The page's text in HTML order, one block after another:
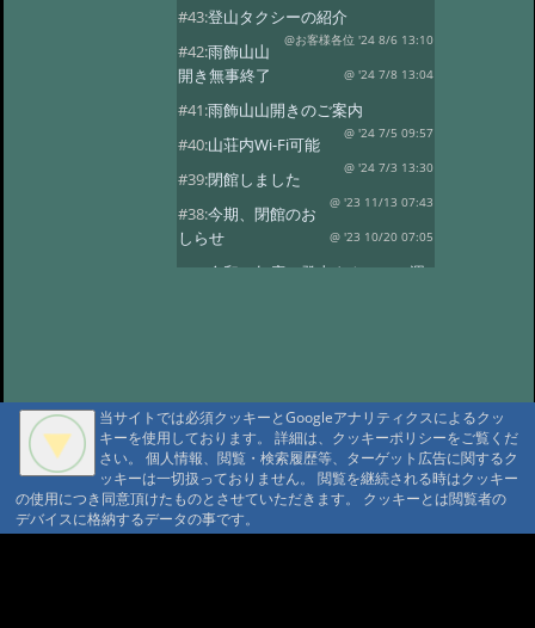
#43:登山タクシーの紹介
@お客様各位 '24 8/6 13:10
#42:雨飾山山
開き無事終了
@ '24 7/8 13:04
#41:雨飾山山開きのご案内
@ '24 7/5 09:57
#40:山荘内Wi-Fi可能
@ '24 7/3 13:30
#39:閉館しました
@ '23 11/13 07:43
#38:今期、閉館のお
しらせ
@ '23 10/20 07:05
#37:令和５年度 登山タクシーの運
#34:本日の雨飾温泉 @ '22 12/16 07:18
#33: 今期の営業は11/13まで
@ '22 11/3 09:34
#32:全国旅行支援
#31:14日 オープン
当サイトでは必須クッキーとGoogleアナリティクスによるクッ
キーを使用しております。 詳細は、クッキーポリシーをご覧くだ
さい。 個人情報、閲覧・検索履歴等、ターゲット広告に関するク
ッキーは一切扱っておりません。 閲覧を継続される時はクッキー
の使用につき同意頂けたものとさせていただきます。 クッキーとは閲覧者の
デバイスに格納するデータの事です。